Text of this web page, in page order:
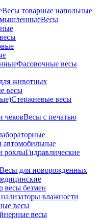
Весы товарные напольные
Весы
Фасовочные весы
животных
весы
Стержневые весы
Весы c печатью
автомобильные
Гидравлические
Весы для новорожденных
весы безмен
влажности
весы
весы